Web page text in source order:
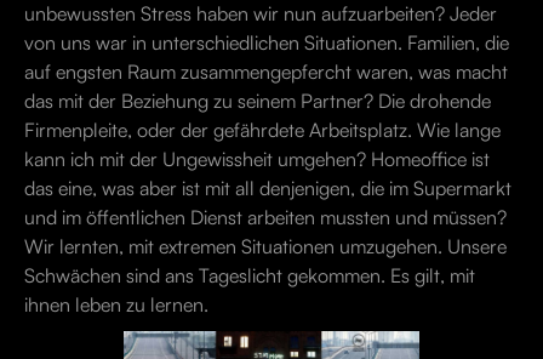
unbewussten Stress haben wir nun aufzuarbeiten? Jeder
von uns war in unterschiedlichen Situationen. Familien, die
auf engsten Raum zusammengepfercht waren, was macht
das mit der Beziehung zu seinem Partner? Die drohende
Firmenpleite, oder der gefährdete Arbeitsplatz. Wie lange
kann ich mit der Ungewissheit umgehen? Homeoffice ist
das eine, was aber ist mit all denjenigen, die im Supermarkt
und im öffentlichen Dienst arbeiten mussten und müssen?
Wir lernten, mit extremen Situationen umzugehen. Unsere
Schwächen sind ans Tageslicht gekommen. Es gilt, mit
ihnen leben zu lernen.